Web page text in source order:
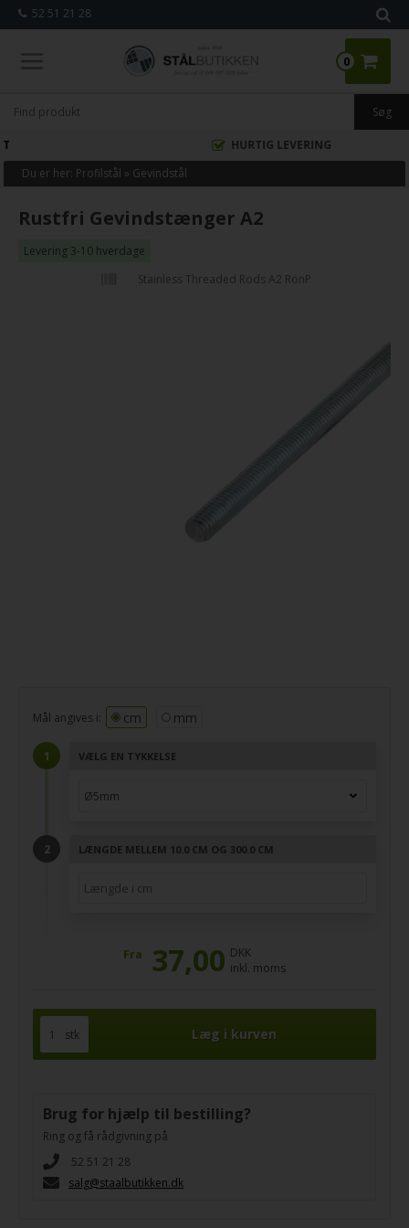
52 51 21 28
0
HURTIG LEVERING
Du er her: Profilstål » Gevindstål
Rustfri Gevindstænger A2
Levering 3-10 hverdage
Stainless Threaded Rods A2 RonP
Mål angives i: cm mm
VÆLG EN TYKKELSE
LÆNGDE MELLEM 10.0 CM OG 300.0 CM
Fra 37,00 DKK
inkl. moms
stk
Brug for hjælp til bestilling?
Ring og få rådgivning på
52 51 21 28
salg@staalbutikken.dk